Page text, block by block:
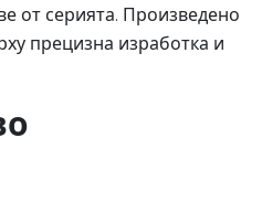
от серията. Произведено
прецизна изработка и